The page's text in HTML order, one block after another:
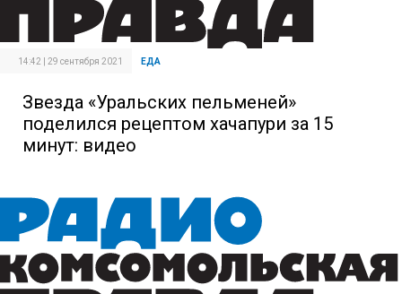
14:42 | 29 сентября 2021 ЕДА
Звезда «Уральских пельменей»
поделился рецептом хачапури за 15
минут: видео